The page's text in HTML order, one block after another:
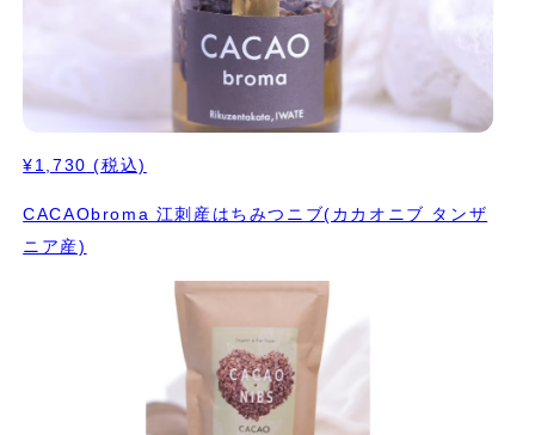
¥1,730 (税込)
CACAObroma 江刺産はちみつニブ(カカオニブ タンザ
ニア産)